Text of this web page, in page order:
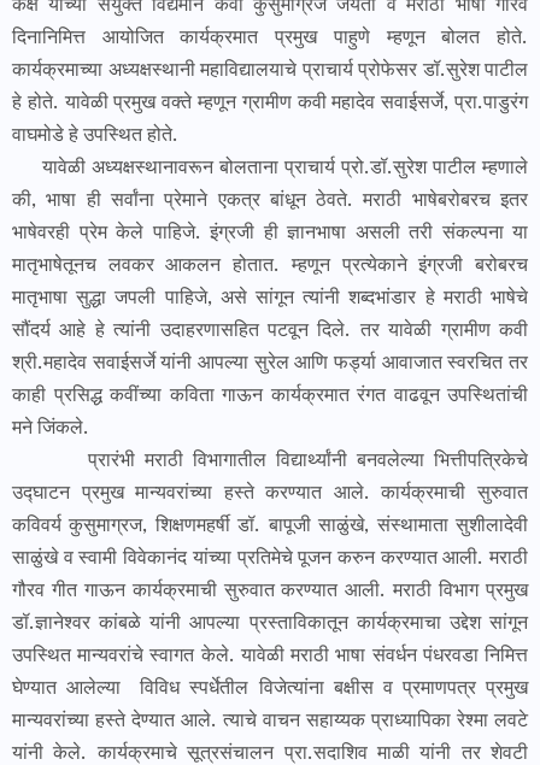
कक्ष यांच्या संयुक्त विद्यमाने कवी कुसुमाग्रज जयंती व मराठी भाषा गौरव
दिनानिमित्त आयोजित कार्यक्रमात प्रमुख पाहुणे म्हणून बोलत होते.
कार्यक्रमाच्या अध्यक्षस्थानी महाविद्यालयाचे प्राचार्य प्रोफेसर डॉ.सुरेश पाटील
हे होते. यावेळी प्रमुख वक्ते म्हणून ग्रामीण कवी महादेव सवाईसर्जे, प्रा.पाडुरंग
वाघमोडे हे उपस्थित होते.
यावेळी अध्यक्षस्थानावरून बोलताना प्राचार्य प्रो.डॉ.सुरेश पाटील म्हणाले
की, भाषा ही सर्वांना प्रेमाने एकत्र बांधून ठेवते. मराठी भाषेबरोबरच इतर
भाषेवरही प्रेम केले पाहिजे. इंग्रजी ही ज्ञानभाषा असली तरी संकल्पना या
मातृभाषेतूनच लवकर आकलन होतात. म्हणून प्रत्येकाने इंग्रजी बरोबरच
मातृभाषा सुद्धा जपली पाहिजे, असे सांगून त्यांनी शब्दभांडार हे मराठी भाषेचे
सौंदर्य आहे हे त्यांनी उदाहरणासहित पटवून दिले. तर यावेळी ग्रामीण कवी
श्री.महादेव सवाईसर्जे यांनी आपल्या सुरेल आणि फर्ड्या आवाजात स्वरचित तर
काही प्रसिद्ध कवींच्या कविता गाऊन कार्यक्रमात रंगत वाढवून उपस्थितांची
मने जिंकले.
प्रारंभी मराठी विभागातील विद्यार्थ्यांनी बनवलेल्या भित्तीपत्रिकेचे
उद्घाटन प्रमुख मान्यवरांच्या हस्ते करण्यात आले. कार्यक्रमाची सुरुवात
कविवर्य कुसुमाग्रज, शिक्षणमहर्षी डॉ. बापूजी साळुंखे, संस्थामाता सुशीलादेवी
साळुंखे व स्वामी विवेकानंद यांच्या प्रतिमेचे पूजन करुन करण्यात आली. मराठी
गौरव गीत गाऊन कार्यक्रमाची सुरुवात करण्यात आली. मराठी विभाग प्रमुख
डॉ.ज्ञानेश्वर कांबळे यांनी आपल्या प्रस्ताविकातून कार्यक्रमाचा उद्देश सांगून
उपस्थित मान्यवरांचे स्वागत केले. यावेळी मराठी भाषा संवर्धन पंधरवडा निमित्त
घेण्यात आलेल्या विविध स्पर्धेतील विजेत्यांना बक्षीस व प्रमाणपत्र प्रमुख
मान्यवरांच्या हस्ते देण्यात आले. त्याचे वाचन सहाय्यक प्राध्यापिका रेश्मा लवटे
यांनी केले. कार्यक्रमाचे सूत्रसंचालन प्रा.सदाशिव माळी यांनी तर शेवटी